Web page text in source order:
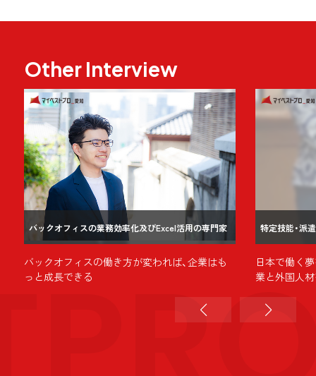
Other Interview
バックオフィスの業務効率化及びExcel活用の専門家
バックオフィスの働き方が変われば、企業はも
っと成長できる
特定技能・派
日本で働く
業と外国人